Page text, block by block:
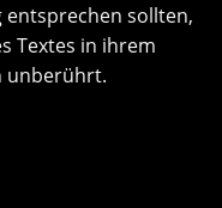
sollten,
Textes in ihrem
unberührt.